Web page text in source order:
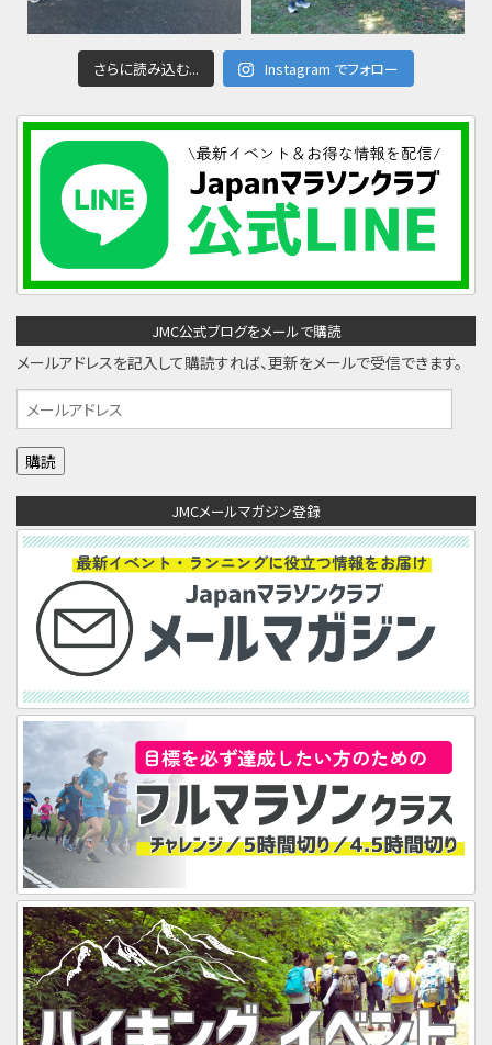
さらに読み込む... Instagram でフォロー
JMC公式ブログをメールで購読
メールアドレスを記入して購読すれば、更新をメールで受信できます。
メ
ー
ル
レ
JMCメールマガジン登録